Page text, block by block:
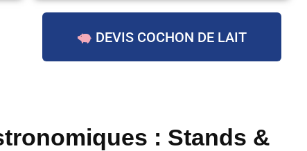
DEVIS COCHON DE LAIT
: Stands &